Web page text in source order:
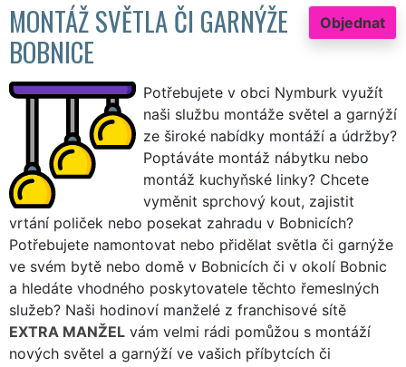
Objednat
MONTÁŽ SVĚTLA ČI GARNÝŽE
BOBNICE
Potřebujete v obci Nymburk využít
naši službu montáže světel a garnýží
ze široké nabídky montáží a údržby?
Poptáváte montáž nábytku nebo
montáž kuchyňské linky? Chcete
vyměnit sprchový kout, zajistit
vrtání poliček nebo posekat zahradu v Bobnicích?
Potřebujete namontovat nebo přidělat světla či garnýže
ve svém bytě nebo domě v Bobnicích či v okolí Bobnic
a hledáte vhodného poskytovatele těchto řemeslných
služeb? Naši hodinoví manželé z franchisové sítě
EXTRA MANŽEL vám velmi rádi pomůžou s montáží
nových světel a garnýží ve vašich příbytcích či